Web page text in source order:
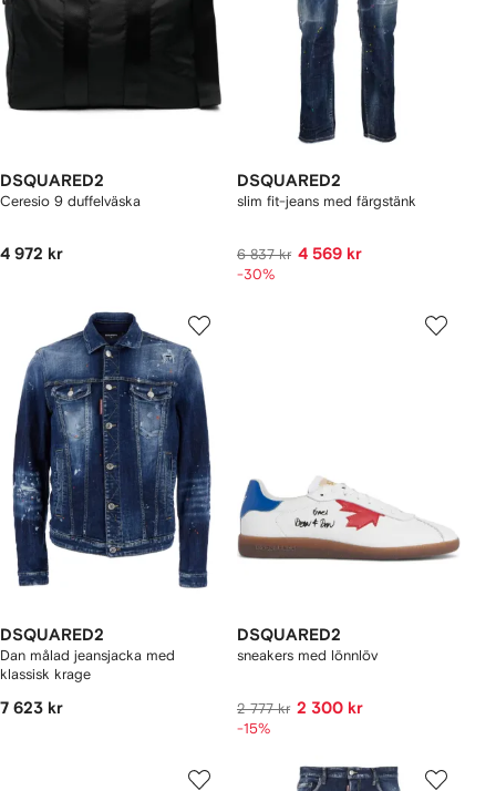
DSQUARED2
Ceresio 9 duffelväska
4 972 kr
DSQUARED2
slim fit-jeans med färgstänk
6 837 kr 4 569 kr
-30%
DSQUARED2
Dan målad jeansjacka med
klassisk krage
7 623 kr
DSQUARED2
sneakers med lönnlöv
2 777 kr 2 300 kr
-15%